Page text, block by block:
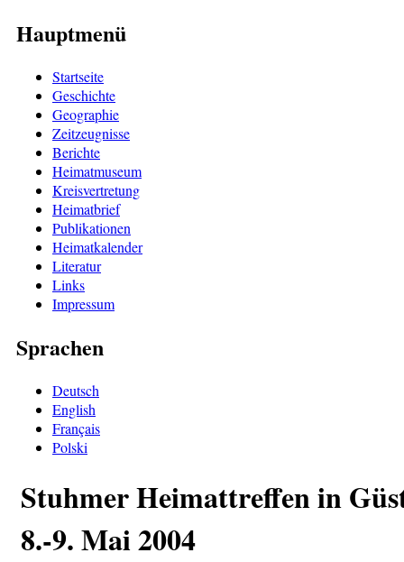
Hauptmenü
Startseite
Geschichte
Geographie
Zeitzeugnisse
Berichte
Heimatmuseum
Kreisvertretung
Heimatbrief
Publikationen
Heimatkalender
Literatur
Links
Impressum
Sprachen
Deutsch
English
Français
Polski
Stuhmer Heimattreffen in
8.-9. Mai 2004